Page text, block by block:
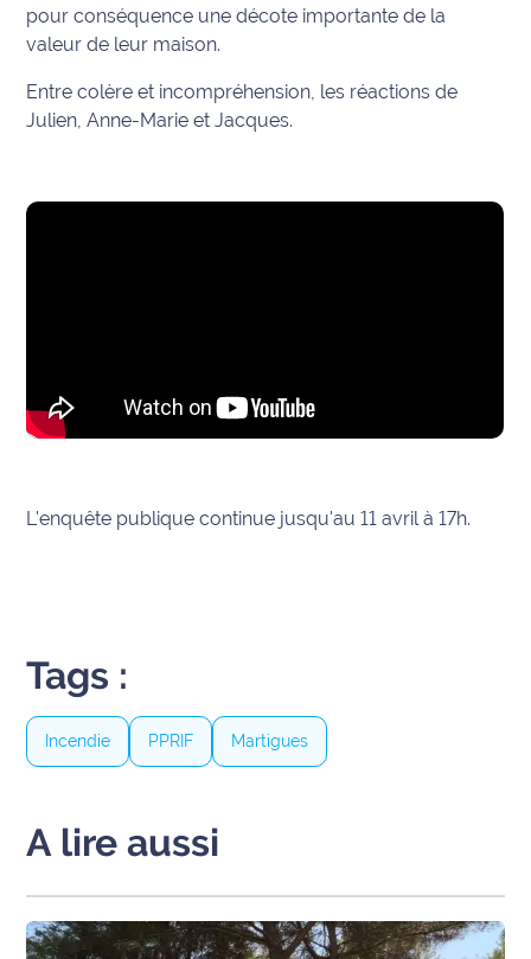
Justice
Météo
National
Défense
Partenaires
de la
Coup de
coeur
Fil
pour conséquence une décote importante de la
valeur de leur maison.
Entre colère et incompréhension, les réactions de
Julien, Anne-Marie et Jacques.
L'enquête publique continue jusqu'au 11 avril à 17h.
Tags :
Incendie PPRIF Martigues
A lire aussi